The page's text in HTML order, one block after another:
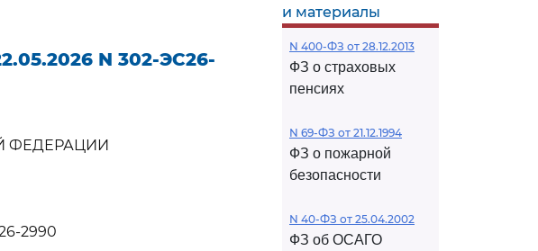
N 302-ЭС26-
ФЕДЕРАЦИИ
2990
и материалы
N 400-ФЗ от 28.12.2013
ФЗ о страховых
пенсиях
N 69-ФЗ от 21.12.1994
ФЗ о пожарной
безопасности
N 40-ФЗ от 25.04.2002
ФЗ об ОСАГО